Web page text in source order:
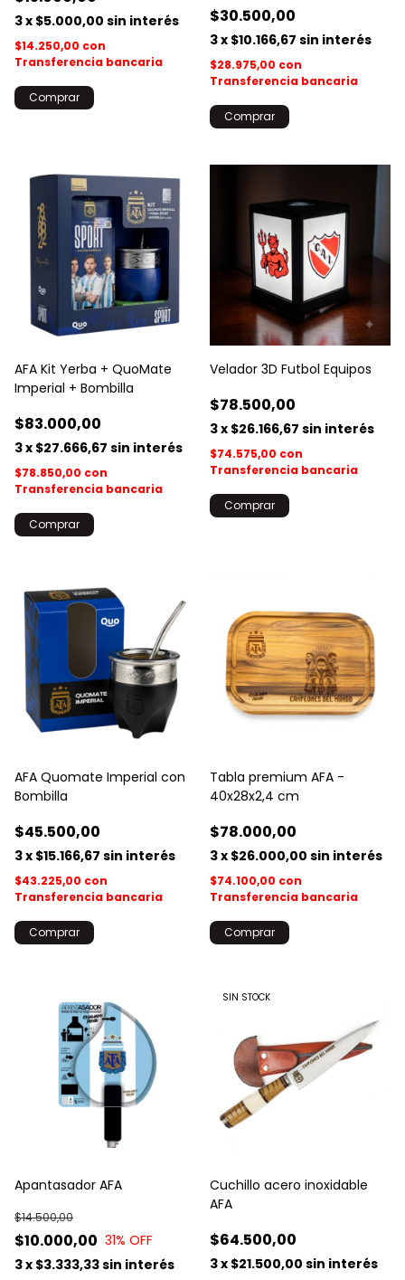
3x $5.000,00 sin interés
$14.250,00 con
Transferencia bancaria
$30.500,00
3x $10.166,67 sin interés
$28.975,00 con
Transferencia bancaria
AFA Kit Yerba + QuoMate
Imperial + Bombilla
$83.000,00
3x $27.666,67 sin interés
$78.850,00 con
Transferencia bancaria
Velador 3D Futbol Equipos
$78.500,00
3x $26.166,67 sin interés
$74.575,00 con
Transferencia bancaria
Comprar
AFA Quomate Imperial con
Bombilla
$45.500,00
3x $15.166,67 sin interés
$43.225,00 con
Transferencia bancaria
Tabla premium AFA -
40x28x2,4 cm
$78.000,00
3x $26.000,00 sin interés
$74.100,00 con
Transferencia bancaria
Comprar
Apantasador AFA
$10.000,00
$14.500,00
31% OFF
3x $3.333,33sin interés
SIN STOCK
Cuchillo acero inoxidable
AFA
$64.500,00
3x $21.500,00 sin interés